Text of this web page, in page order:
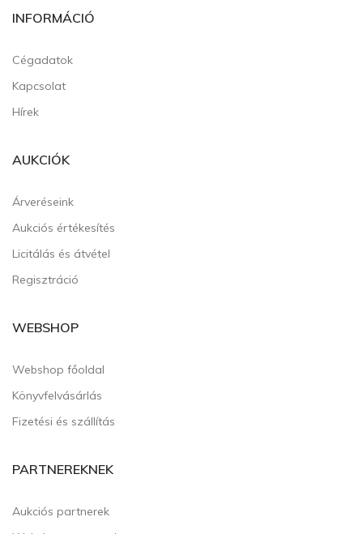
INFORMÁCIÓ
Cégadatok
Kapcsolat
Hírek
AUKCIÓK
Árveréseink
Aukciós értékesítés
Licitálás és átvétel
Regisztráció
WEBSHOP
Webshop főoldal
Könyvfelvásárlás
Fizetési és szállítás
PARTNEREKNEK
Aukciós partnerek